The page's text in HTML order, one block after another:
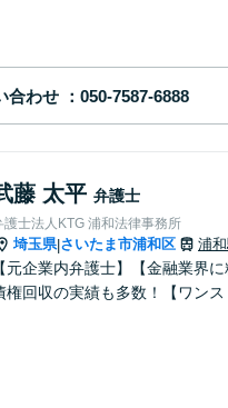
合わせ
藤 太平 弁護士
護士法人KTG 浦和法律事務所
埼玉県|さいたま市浦和区 浦
【元企業内弁護士】【金融業界
権回収の実績も多数！【ワンス